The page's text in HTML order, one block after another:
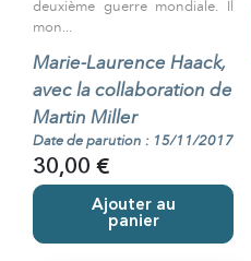
deuxième guerre mondiale. Il
mon...
Marie-Laurence Haack,
avec la collaboration de
Martin Miller
Date de parution : 15/11/2017
30,00 €
Ajouter au
panier